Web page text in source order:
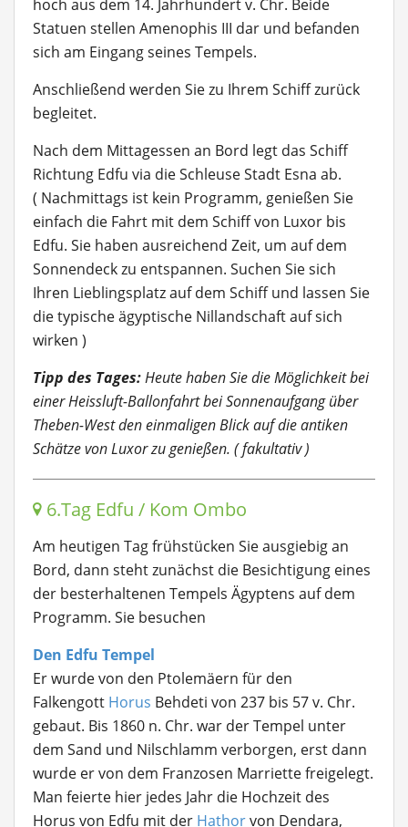
hoch aus dem 14. Jahrhundert v. Chr. Beide
Statuen stellen Amenophis III dar und befanden
sich am Eingang seines Tempels.
Anschließend werden Sie zu Ihrem Schiff zurück
begleitet.
Nach dem Mittagessen an Bord legt das Schiff
Richtung Edfu via die Schleuse Stadt Esna ab.
( Nachmittags ist kein Programm, genießen Sie
einfach die Fahrt mit dem Schiff von Luxor bis
Edfu. Sie haben ausreichend Zeit, um auf dem
Sonnendeck zu entspannen. Suchen Sie sich
Ihren Lieblingsplatz auf dem Schiff und lassen Sie
die typische ägyptische Nillandschaft auf sich
wirken )
Tipp des Tages:Heute haben Sie die Möglichkeit bei
einer Heissluft-Ballonfahrt bei Sonnenaufgang über
Theben-West den einmaligen Blick auf die antiken
Schätze von Luxor zu genießen. ( fakultativ )
6.Tag Edfu / Kom Ombo
Am heutigen Tag frühstücken Sie ausgiebig an
Bord, dann steht zunächst die Besichtigung eines
der besterhaltenen Tempels Ägyptens auf dem
Programm. Sie besuchen
Den Edfu Tempel
Er wurde von den Ptolemäern für den
Falkengott Horus Behdeti von 237 bis 57 v. Chr.
gebaut. Bis 1860 n. Chr. war der Tempel unter
dem Sand und Nilschlamm verborgen, erst dann
wurde er von dem Franzosen Marriette freigelegt.
Man feierte hier jedes Jahr die Hochzeit des
Horus von Edfu mit der Hathorvon Dendara,